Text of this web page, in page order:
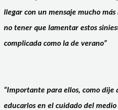
llegar con un mensaje mucho
no tener que lamentar estos
complicada como la de verano”
“Importante para ellos, como dije
educarlos en el cuidado del